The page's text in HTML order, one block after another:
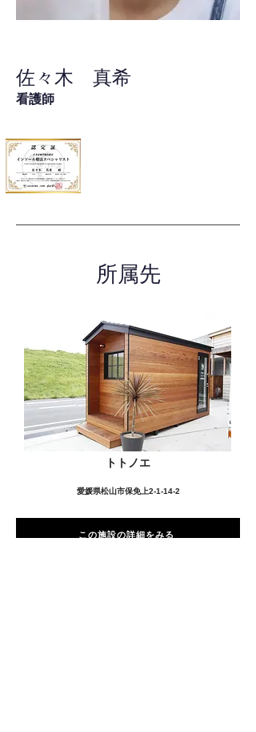
佐々木 真希
看護師
所属先
トトノエ
愛媛県松山市保免上2-1-14-2
この施設の詳細をみる